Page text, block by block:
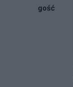
gość